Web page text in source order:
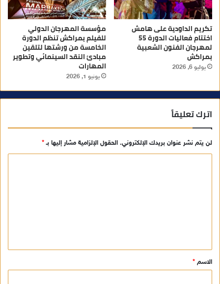
تكريم الداودية على هامش
اختتام فعاليات الدورة 55
لمهرجان الفنون الشعبية
بمراكش
يوليو 6, 2026
مؤسسة المهرجان الدولي
للفيلم بمراكش تنظم الدورة
الخامسة من ورشتها لتلقين
مبادئ النقد السينمائي وتطوير
المهارات
يونيو 1, 2026
اترك تعليقاً
لن يتم نشر عنوان بريدك الإلكتروني. الحقول الإلزامية مشار إليها بـ*
ق
*
الاسم *